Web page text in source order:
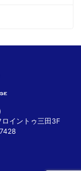
イントゥ三田3F